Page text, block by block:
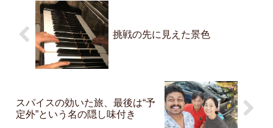
挑戦の先に見えた景色
スパイスの効いた旅、最後は“予
定外”という名の隠し味付き